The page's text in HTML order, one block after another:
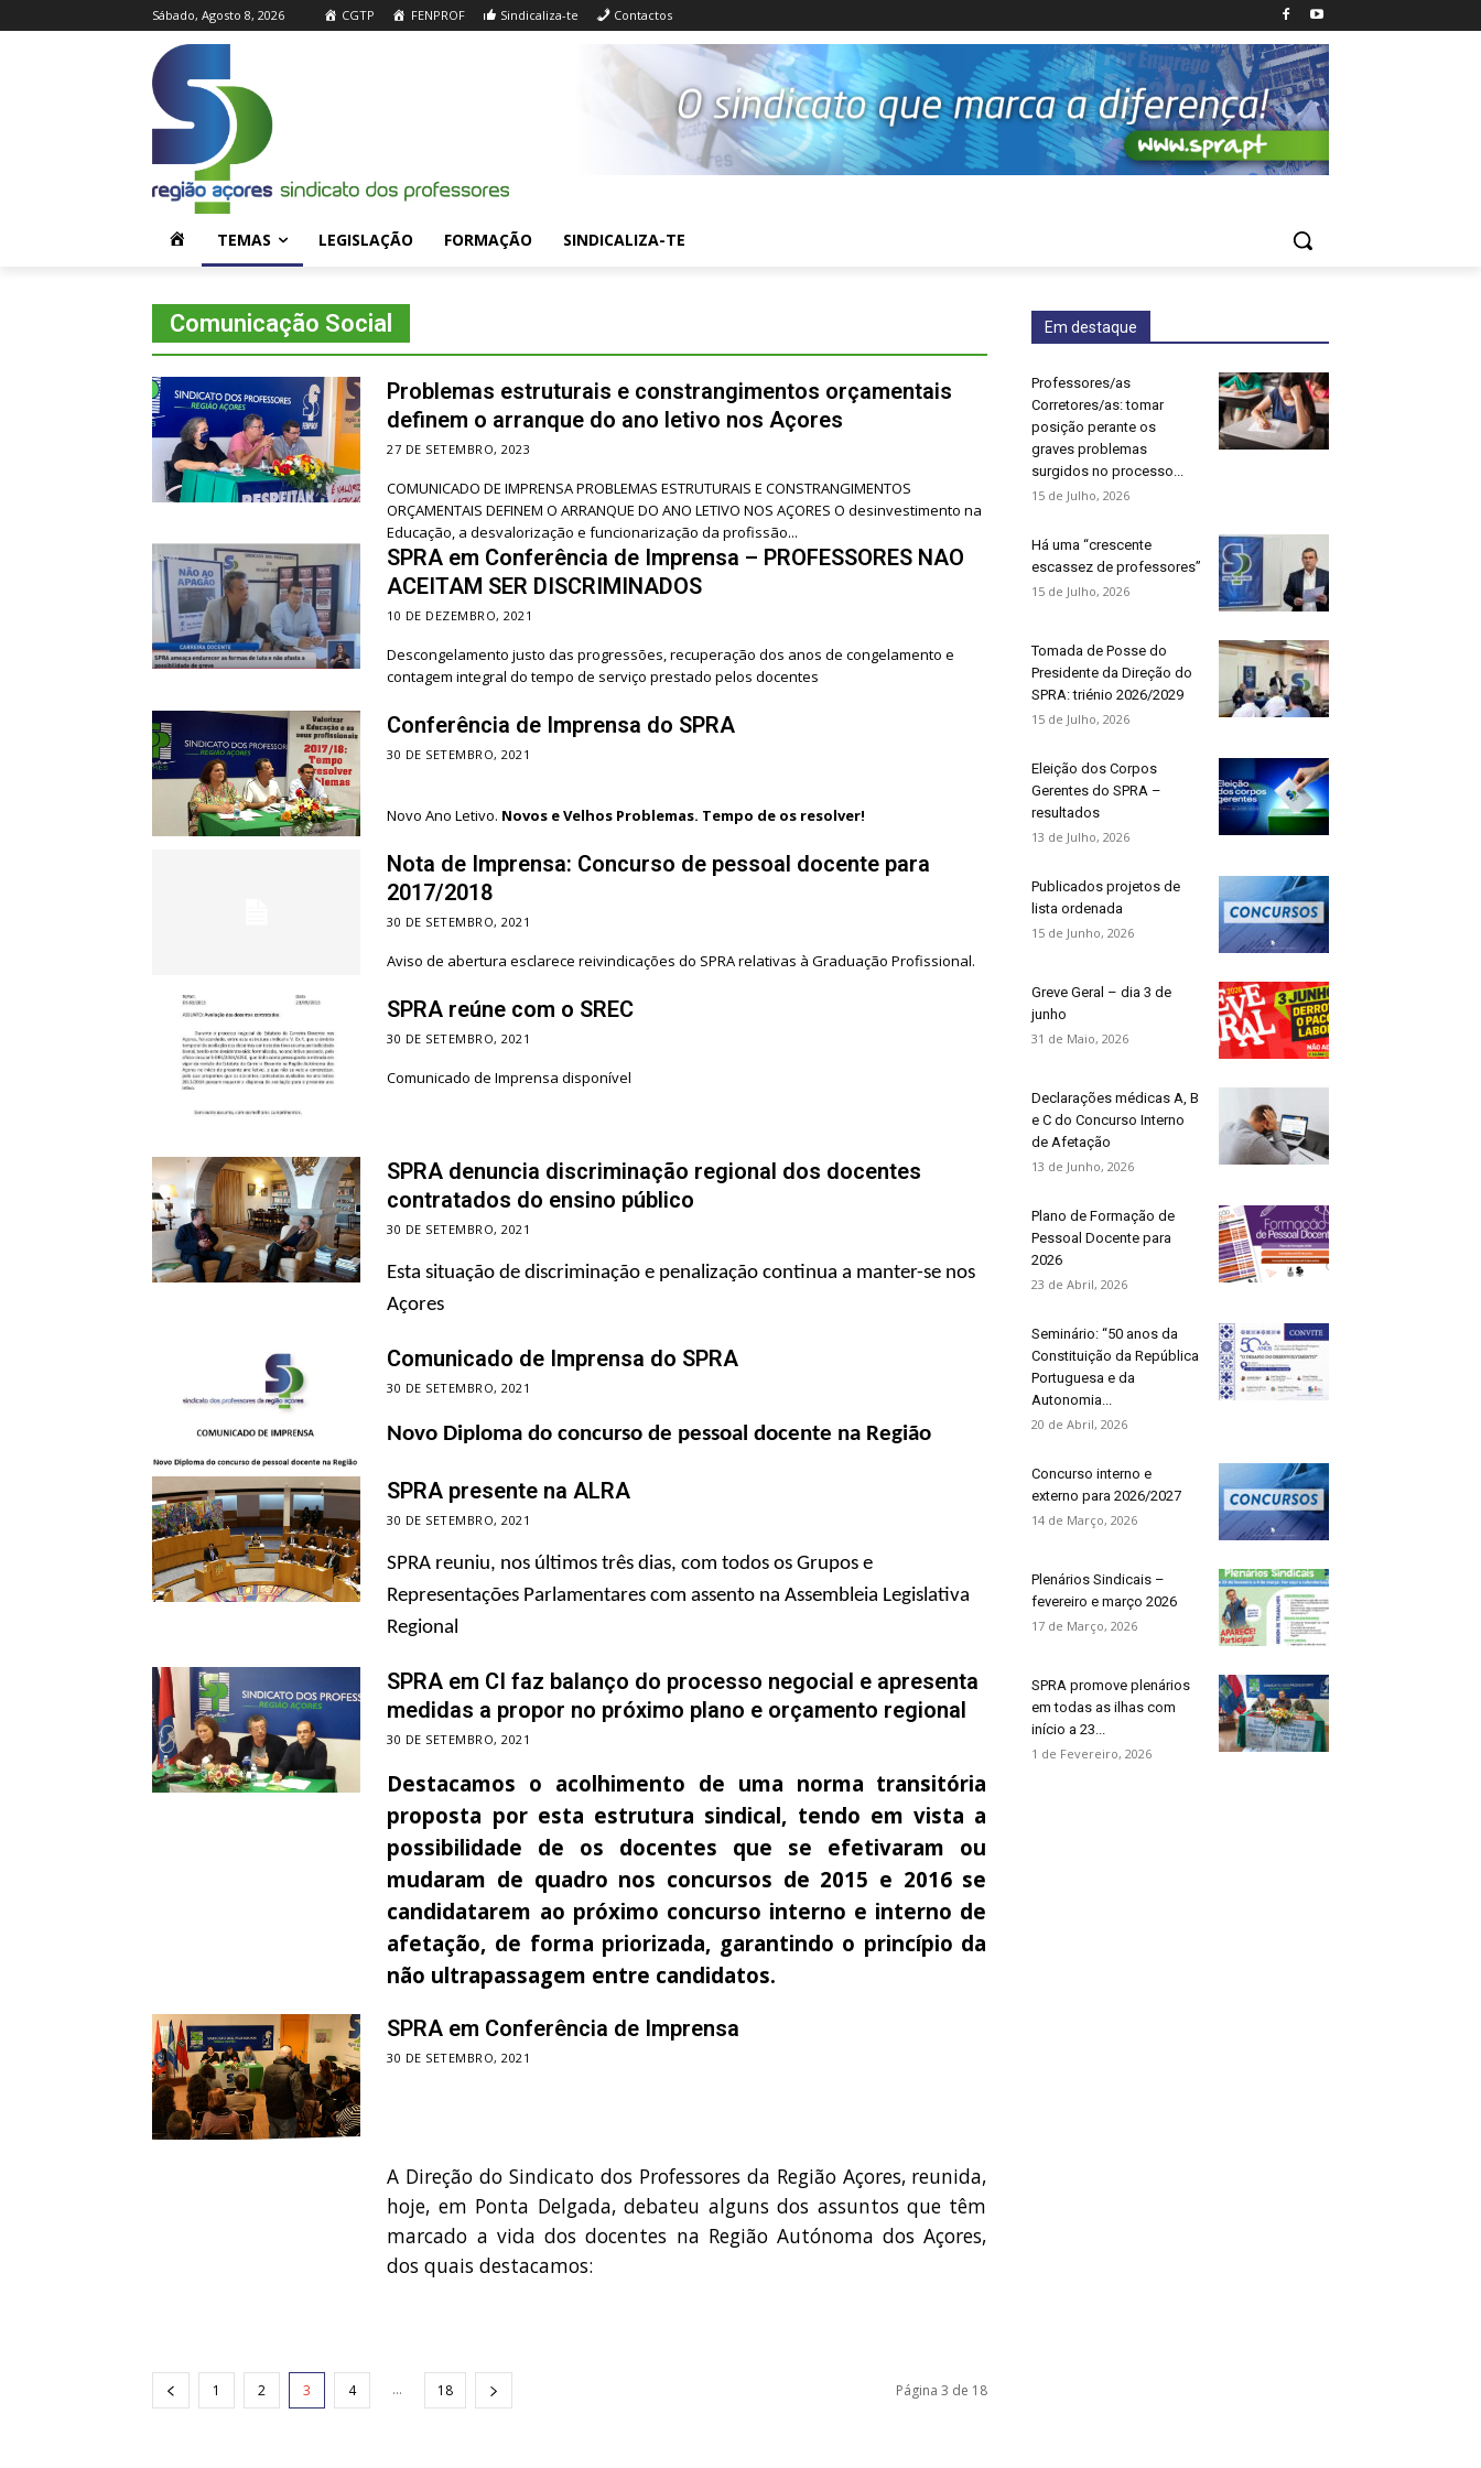
Sábado, Agosto 8, 2026 CGTP FENPROF Sindicaliza-te Contactos
M
E
TEMAS LEGISLAÇÃO FORMAÇÃO SINDICALIZA-TE
Comunicação Social
Problemas estruturais e constrangimentos orçamentais
definem o arranque do ano letivo nos Açores
27 DE SETEMBRO, 2023
COMUNICADO DE IMPRENSA PROBLEMAS ESTRUTURAIS E CONSTRANGIMENTOS
ORÇAMENTAIS DEFINEM O ARRANQUE DO ANO LETIVO NOS AÇORES O desinvestimento na
Educação, a desvalorização e funcionarização da profissão...
SPRA em Conferência de Imprensa – PROFESSORES NAO
ACEITAM SER DISCRIMINADOS
10 DE DEZEMBRO, 2021
Descongelamento justo das progressões, recuperação dos anos de congelamento e
contagem integral do tempo de serviço prestado pelos docentes
Conferência de Imprensa do SPRA
30 DE SETEMBRO, 2021
Novo Ano Letivo. Novos e Velhos Problemas. Tempo de os resolver!
Nota de Imprensa: Concurso de pessoal docente para
2017/2018
30 DE SETEMBRO, 2021
Aviso de abertura esclarece reivindicações do SPRA relativas à Graduação Profissional.
SPRA reúne com o SREC
30 DE SETEMBRO, 2021
Comunicado de Imprensa disponível
SPRA denuncia discriminação regional dos docentes
contratados do ensino público
30 DE SETEMBRO, 2021
Esta situação de discriminação e penalização continua a manter-se nos
Açores
Comunicado de Imprensa do SPRA
30 DE SETEMBRO, 2021
Novo Diploma do concurso de pessoal docente na Região
SPRA presente na ALRA
30 DE SETEMBRO, 2021
SPRA reuniu, nos últimos três dias, com todos os Grupos e
Representações Parlamentares com assento na Assembleia Legislativa
Regional
SPRA em CI faz balanço do processo negocial e apresenta
medidas a propor no próximo plano e orçamento regional
30 DE SETEMBRO, 2021
Destacamos o acolhimento de uma norma transitória
proposta por esta estrutura sindical, tendo em vista a
possibilidade de os docentes que se efetivaram ou
mudaram de quadro nos concursos de 2015 e 2016 se
candidatarem ao próximo concurso interno e interno de
afetação, de forma priorizada, garantindo o princípio da
não ultrapassagem entre candidatos.
SPRA em Conferência de Imprensa
30 DE SETEMBRO, 2021
A Direção do Sindicato dos Professores da Região Açores, reunida,
hoje, em Ponta Delgada, debateu alguns dos assuntos que têm
marcado a vida dos docentes na Região Autónoma dos Açores,
dos quais destacamos:
1 2 3 4 ... 18 Página 3 de 18
Em destaque
Professores/as
Corretores/as: tomar
posição perante os
graves problemas
surgidos no processo...
15 de Julho, 2026
Há uma “crescente
escassez de professores”
15 de Julho, 2026
Tomada de Posse do
Presidente da Direção do
SPRA: triénio 2026/2029
15 de Julho, 2026
Eleição dos Corpos
Gerentes do SPRA –
resultados
13 de Julho, 2026
Publicados projetos de
lista ordenada
15 de Junho, 2026
Greve Geral – dia 3 de
junho
31 de Maio, 2026
Declarações médicas A, B
e C do Concurso Interno
de Afetação
13 de Junho, 2026
Plano de Formação de
Pessoal Docente para
2026
23 de Abril, 2026
Seminário: “50 anos da
Constituição da República
Portuguesa e da
Autonomia...
20 de Abril, 2026
Concurso interno e
externo para 2026/2027
14 de Março, 2026
Plenários Sindicais –
fevereiro e março 2026
17 de Março, 2026
SPRA promove plenários
em todas as ilhas com
início a 23...
1 de Fevereiro, 2026